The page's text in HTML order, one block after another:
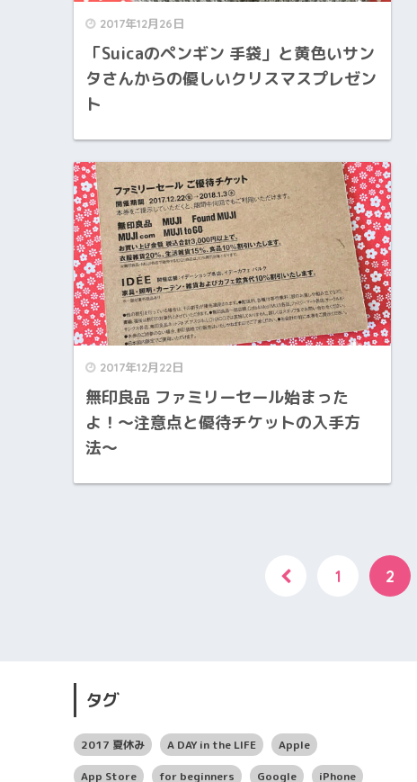
2017年12月26日
「Suicaのペンギン 手袋」と黄色いサン
タさんからの優しいクリスマスプレゼン
ト
2017年12月22日
無印良品 ファミリーセール始まった
よ！〜注意点と優待チケットの入手方
法〜
1 2
タグ
2017 夏休み A DAY in the LIFE Apple
App Store for beginners Google iPhone